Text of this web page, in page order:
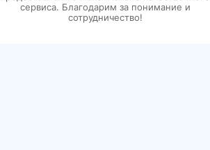
сервиса. Благодарим за понимание и
сотрудничество!